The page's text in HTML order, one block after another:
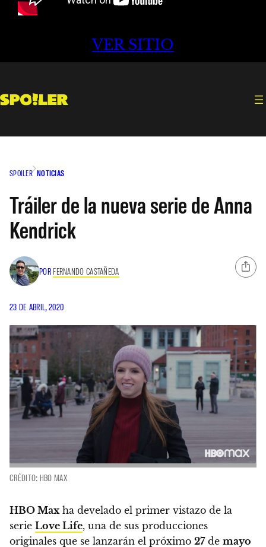
VER SITIO
SPOILER NOTICIAS
Tráiler de la nueva serie de Anna
Kendrick
POR FERNANDO CASTAÑEDA
23 DE ABRIL, 2020
CRÉDITO: HBO MAX
HBO Maxha develado el primer vistazo de la
serie Love Life, una de sus producciones
originales que se lanzarán el próximo 27de mayo